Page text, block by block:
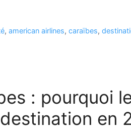
,american airlines,caraïbes,
: pourquoi
en